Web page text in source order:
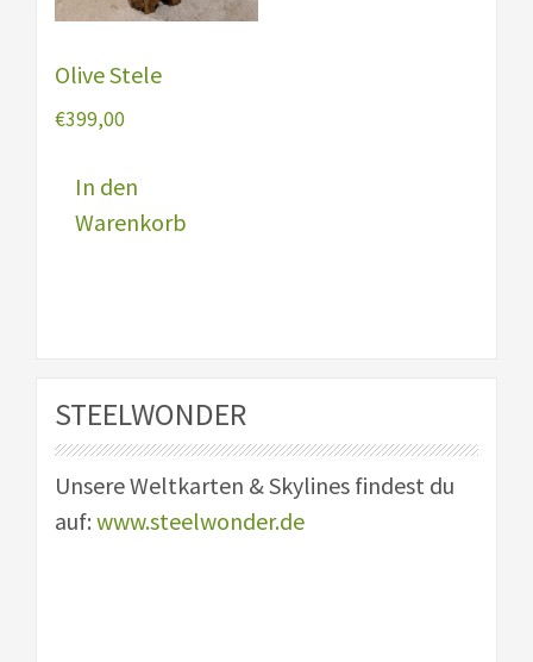
Olive Stele
€399,00
In den
Warenkorb
STEELWONDER
Unsere Weltkarten & Skylines findest du
auf: www.steelwonder.de